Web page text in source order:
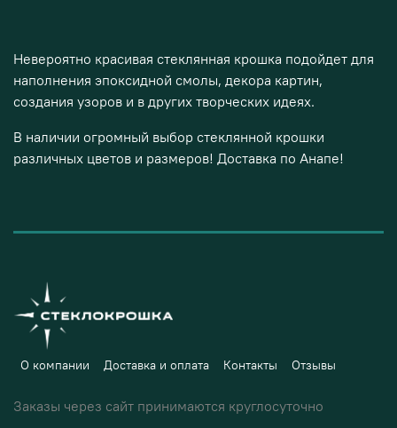
Невероятно красивая стеклянная крошка подойдет для
наполнения эпоксидной смолы, декора картин,
создания узоров и в других творческих идеях.
В наличии огромный выбор стеклянной крошки
различных цветов и размеров! Доставка по Анапе!
О компании Доставка и оплата Контакты Отзывы
Заказы через сайт принимаются круглосуточно